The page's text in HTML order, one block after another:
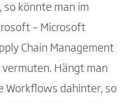
so könnte man im
– Microsoft
Chain Management
vermuten. Hängt man
Workflows dahinter, so